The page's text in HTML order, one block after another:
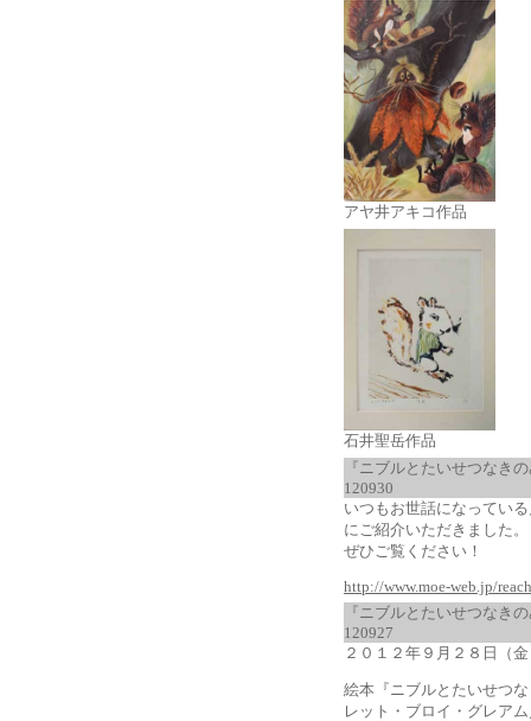
アヤ井アキコ作品
石井聖岳作品
『ニブルとたいせつなき
120930
いつもお世話になってい
にご紹介いただきました。
ぜひご覧ください！
http://www.moe-web.jp/
『ニブルとたいせつなき
120927
２０１２年９月２８日（
絵本『ニブルとたいせつ
レット・ブロイ・グレア